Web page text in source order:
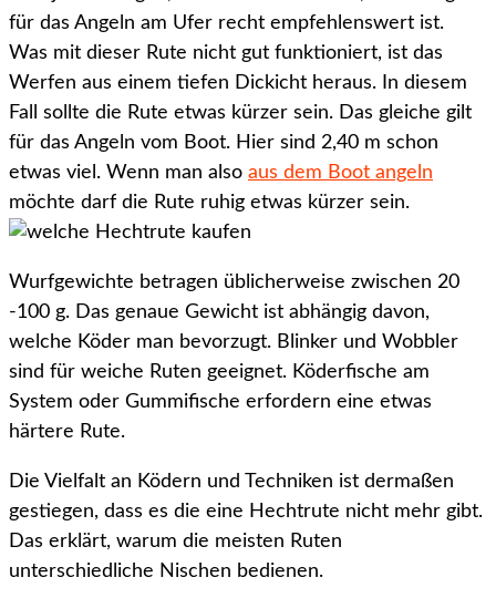
für das Angeln am Ufer recht empfehlenswert ist.
Was mit dieser Rute nicht gut funktioniert, ist das
Werfen aus einem tiefen Dickicht heraus. In diesem
Fall sollte die Rute etwas kürzer sein. Das gleiche gilt
für das Angeln vom Boot. Hier sind 2,40 m schon
etwas viel. Wenn man also aus dem Boot angeln
möchte darf die Rute ruhig etwas kürzer sein.
Wurfgewichte betragen üblicherweise zwischen 20
-100 g. Das genaue Gewicht ist abhängig davon,
welche Köder man bevorzugt. Blinker und Wobbler
sind für weiche Ruten geeignet. Köderfische am
System oder Gummifische erfordern eine etwas
härtere Rute.
Die Vielfalt an Ködern und Techniken ist dermaßen
gestiegen, dass es die eine Hechtrute nicht mehr gibt.
Das erklärt, warum die meisten Ruten
unterschiedliche Nischen bedienen.